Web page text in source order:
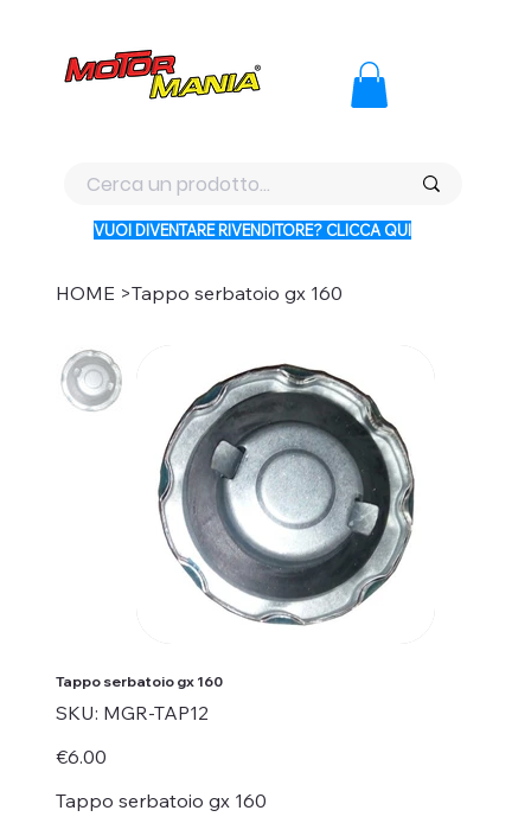
VUOI DIVENTARE RIVENDITORE? CLICCA QUI
HOME >Tappo serbatoio gx 160
Tappo serbatoio gx 160
SKU: SKU
MGR-
MGR-TAP12
Price
€6.00
Tappo serbatoio gx 160